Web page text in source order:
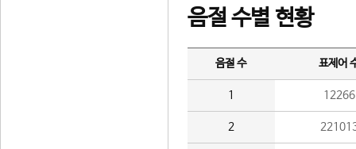
음절 수별 현황
음절 수 표제어
1 12266
2